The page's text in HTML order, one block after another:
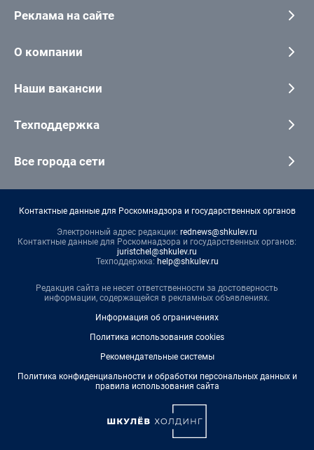
Реклама на сайте
О компании
Наши вакансии
Техподдержка
Все города сети
Контактные данные для Роскомнадзора и государственных органов
Электронный адрес редакции: rednews@shkulev.ru
Контактные данные для Роскомнадзора и государственных органов:
juristchel@shkulev.ru
Техподдержка: help@shkulev.ru
Редакция сайта не несет ответственности за достоверность
информации, содержащейся в рекламных объявлениях.
Информация об ограничениях
Политика использования cookies
Рекомендательные системы
Политика конфиденциальности и обработки персональных данных и
правила использования сайта